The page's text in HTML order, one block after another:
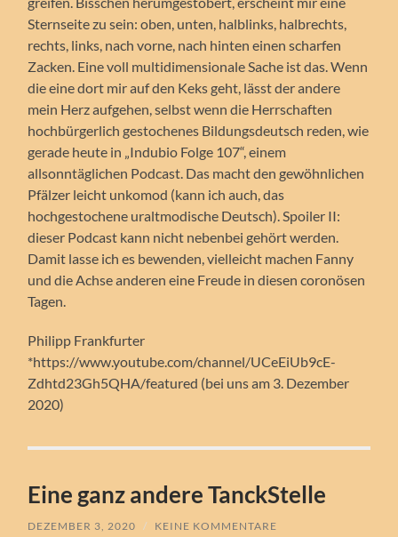
Sternseite zu sein: oben, unten, halblinks, halbrechts,
rechts, links, nach vorne, nach hinten einen scharfen
Zacken. Eine voll multidimensionale Sache ist das. Wenn
die eine dort mir auf den Keks geht, lässt der andere
mein Herz aufgehen, selbst wenn die Herrschaften
hochbürgerlich gestochenes Bildungsdeutsch reden, wie
gerade heute in „Indubio Folge 107“, einem
allsonntäglichen Podcast. Das macht den gewöhnlichen
Pfälzer leicht unkomod (kann ich auch, das
hochgestochene uraltmodische Deutsch). Spoiler II:
dieser Podcast kann nicht nebenbei gehört werden.
Damit lasse ich es bewenden, vielleicht machen Fanny
und die Achse anderen eine Freude in diesen coronösen
Tagen.
Philipp Frankfurter
*https://www.youtube.com/channel/UCeEiUb9cE-
Zdhtd23Gh5QHA/featured (bei uns am 3. Dezember
2020)
Eine ganz andere TanckStelle
DEZEMBER 3, 2020 / KEINE KOMMENTARE